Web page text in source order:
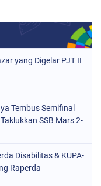
yang Digelar PJT II
Tembus Semifinal
SSB Mars 2-
Disabilitas & KUPA-
Raperda